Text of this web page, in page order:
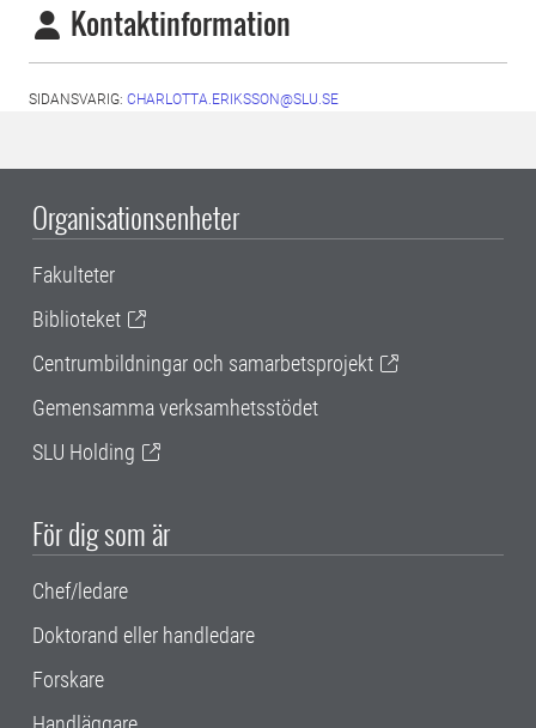
Kontaktinformation
SIDANSVARIG: CHARLOTTA.ERIKSSON@SLU.SE
Organisationsenheter
Fakulteter
Biblioteket
Centrumbildningar och samarbetsprojekt
Gemensamma verksamhetsstödet
SLU Holding
För dig som är
Chef/ledare
Doktorand eller handledare
Forskare